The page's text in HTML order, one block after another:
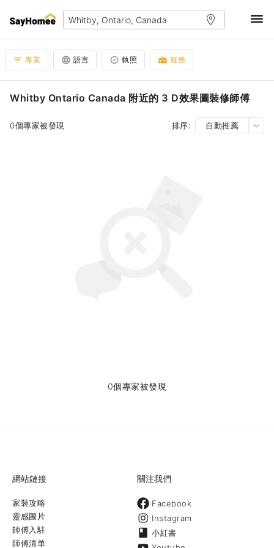
專業 語言 執照 服務
Whitby Ontario Canada 附近的 3 D效果圖裝修師傅
0個專家被發現 排序: 自動推薦
0個專家被發現
網站鏈接
家裝攻略
靈感圖片
師傅入駐
師傅清单
關注我們
Facebook
Instagram
小紅書